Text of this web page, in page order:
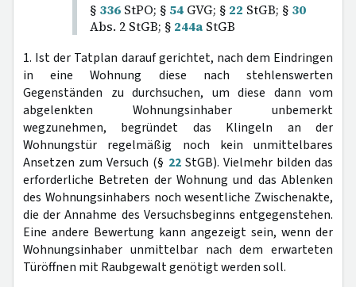
§ 336 StPO; § 54 GVG; § 22 StGB; § 30
Abs. 2 StGB; § 244a StGB
1. Ist der Tatplan darauf gerichtet, nach dem Eindringen
in eine Wohnung diese nach stehlenswerten
Gegenständen zu durchsuchen, um diese dann vom
abgelenkten Wohnungsinhaber unbemerkt
wegzunehmen, begründet das Klingeln an der
Wohnungstür regelmäßig noch kein unmittelbares
Ansetzen zum Versuch (§ 22StGB). Vielmehr bilden das
erforderliche Betreten der Wohnung und das Ablenken
des Wohnungsinhabers noch wesentliche Zwischenakte,
die der Annahme des Versuchsbeginns entgegenstehen.
Eine andere Bewertung kann angezeigt sein, wenn der
Wohnungsinhaber unmittelbar nach dem erwarteten
Türöffnen mit Raubgewalt genötigt werden soll.